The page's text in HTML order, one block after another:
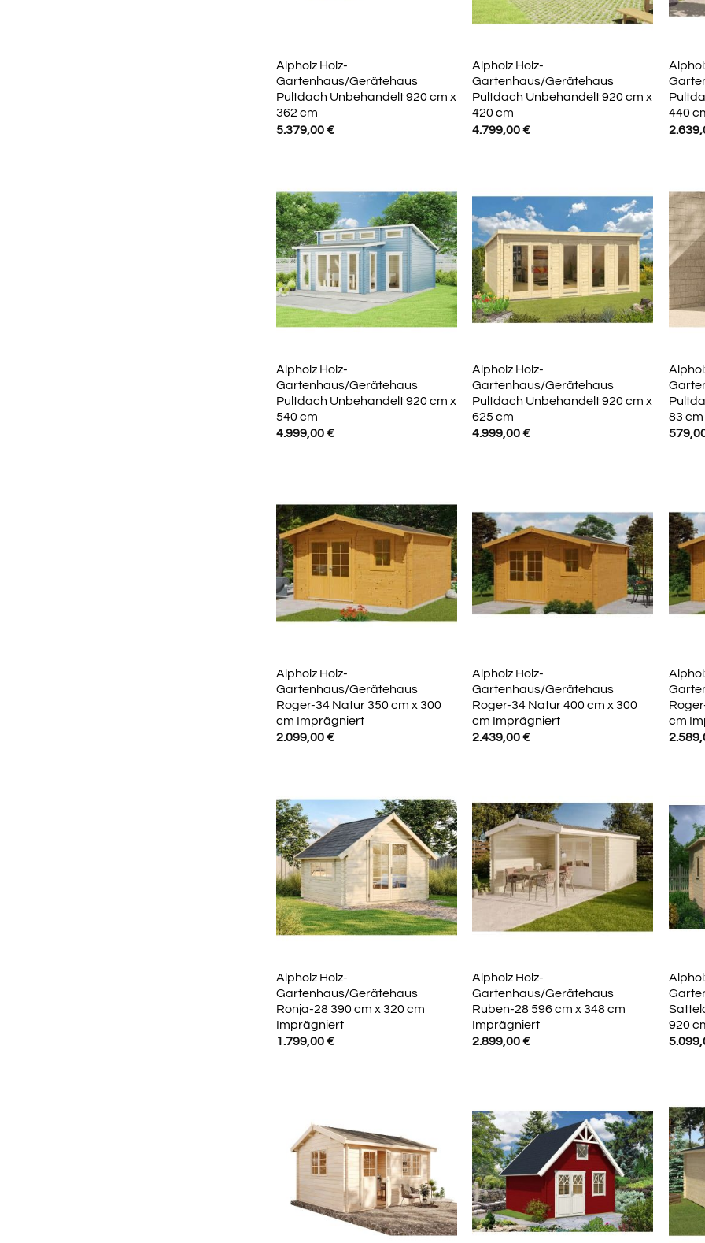
Alpholz Holz-
Gartenhaus/Gerätehaus
Pultdach Unbehandelt 920 cm x
362 cm
5.379,00€
Alpholz Holz-
Gartenhaus/Gerätehaus
Pultdach Unbehandelt 920 cm x
420 cm
4.799,00€
440
Alpholz Holz-
Gartenhaus/Gerätehaus
Pultdach Unbehandelt 920 cm x
540 cm
4.999,00€
Alpholz Holz-
Gartenhaus/Gerätehaus
Pultdach Unbehandelt 920 cm x
625 cm
4.999,00€
83 cm
Alpholz Holz-
Gartenhaus/Gerätehaus
Roger-34 Natur 350 cm x 300
cm Imprägniert
2.099,00€
Alpholz Holz-
Gartenhaus/Gerätehaus
Roger-34 Natur 400 cm x 300
cm Imprägniert
2.439,00€
cm
Alpholz Holz-
Gartenhaus/Gerätehaus
Ronja-28 390 cm x 320 cm
Imprägniert
1.799,00€
Alpholz Holz-
Gartenhaus/Gerätehaus
Ruben-28 596 cm x 348 cm
Imprägniert
2.899,00€
920